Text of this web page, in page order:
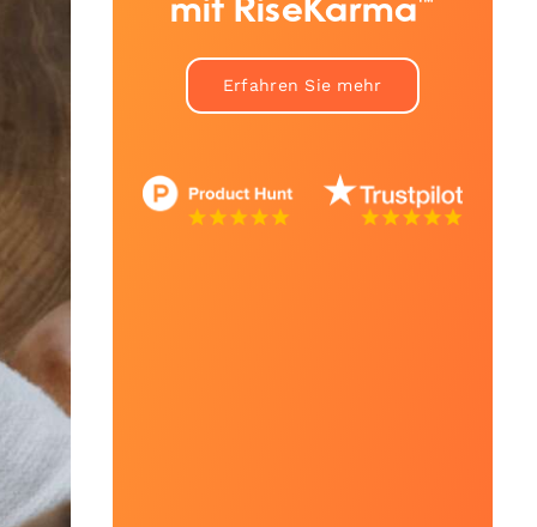
mit RiseKarma™
Erfahren Sie mehr